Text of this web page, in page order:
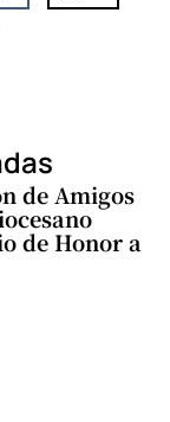
de Amigos
de Honor a